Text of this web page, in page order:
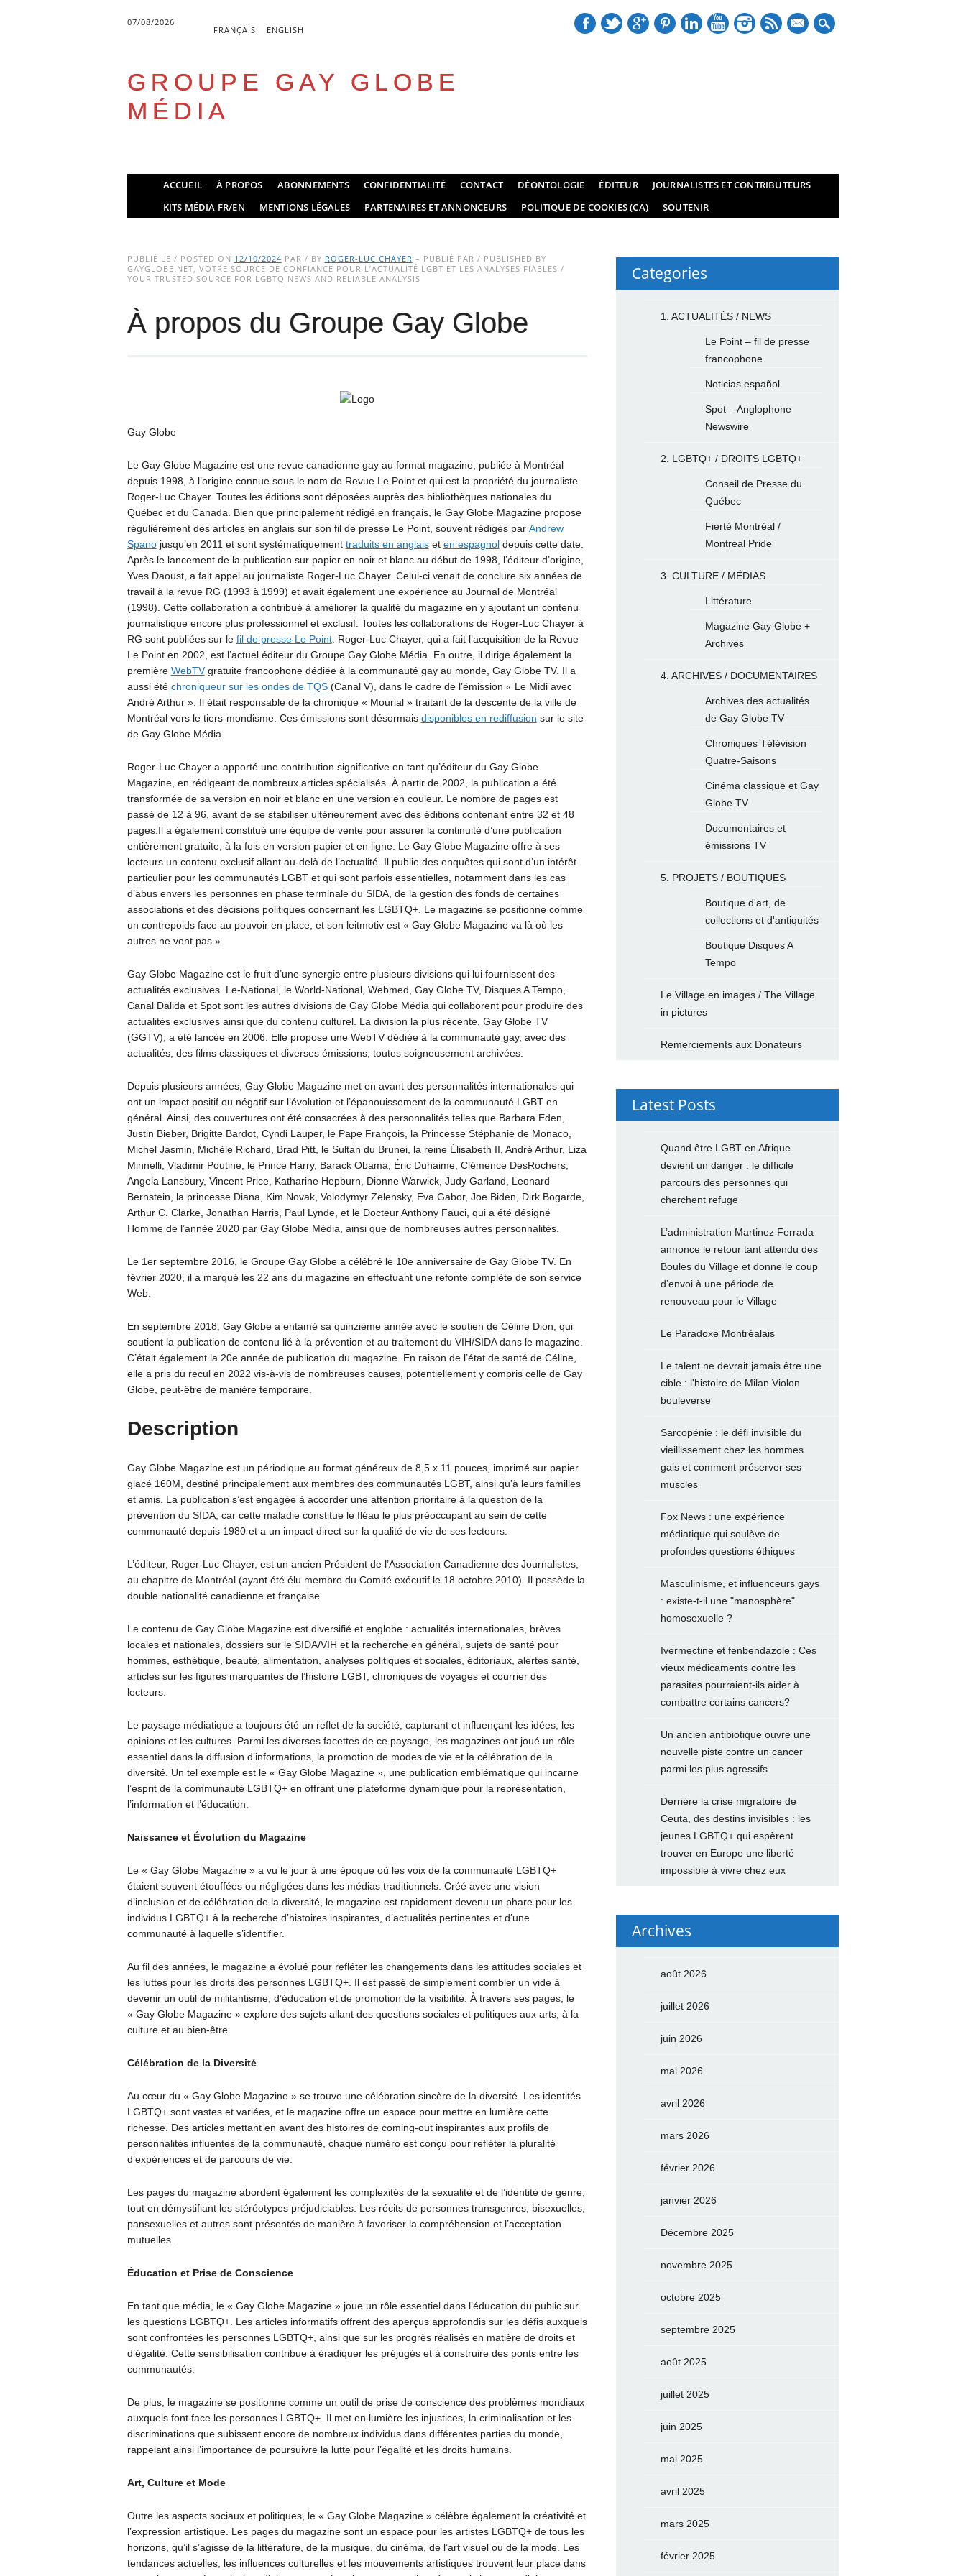
07/08/2026
FRANÇAIS ENGLISH
mail
GROUPE GAY GLOBE
MÉDIA
Main menu
ACCUEIL À PROPOS ABONNEMENTS CONFIDENTIALITÉ CONTACT DÉONTOLOGIE ÉDITEUR
JOURNALISTES ET CONTRIBUTEURS
KITS MÉDIA FR/EN
MENTIONS LÉGALES PARTENAIRES ET ANNONCEURS POLITIQUE DE COOKIES (CA) SOUTENIR
PUBLIÉ LE / POSTED ON 12/10/2024 PAR / BY ROGER-LUC CHAYER – PUBLIÉ PAR / PUBLISHED BY
GAYGLOBE.NET, VOTRE SOURCE DE CONFIANCE POUR L’ACTUALITÉ LGBT ET LES ANALYSES FIABLES /
YOUR TRUSTED SOURCE FOR LGBTQ NEWS AND RELIABLE ANALYSIS
À propos du Groupe Gay Globe
Gay Globe
Le Gay Globe Magazine est une revue canadienne gay au format magazine, publiée à Montréal
depuis 1998, à l’origine connue sous le nom de Revue Le Point et qui est la propriété du journaliste
Roger-Luc Chayer. Toutes les éditions sont déposées auprès des bibliothèques nationales du
Québec et du Canada. Bien que principalement rédigé en français, le Gay Globe Magazine propose
régulièrement des articles en anglais sur son fil de presse Le Point, souvent rédigés par Andrew
Spanojusqu’en 2011 et sont systématiquement traduits en anglaiset en espagnoldepuis cette date.
Après le lancement de la publication sur papier en noir et blanc au début de 1998, l’éditeur d’origine,
Yves Daoust, a fait appel au journaliste Roger-Luc Chayer. Celui-ci venait de conclure six années de
travail à la revue RG (1993 à 1999) et avait également une expérience au Journal de Montréal
(1998). Cette collaboration a contribué à améliorer la qualité du magazine en y ajoutant un contenu
journalistique encore plus professionnel et exclusif. Toutes les collaborations de Roger-Luc Chayer à
RG sont publiées sur le fil de presse Le Point. Roger-Luc Chayer, qui a fait l’acquisition de la Revue
Le Point en 2002, est l’actuel éditeur du Groupe Gay Globe Média. En outre, il dirige également la
première WebTVgratuite francophone dédiée à la communauté gay au monde, Gay Globe TV. Il a
aussi été chroniqueur sur les ondes de TQS(Canal V), dans le cadre de l’émission « Le Midi avec
André Arthur ». Il était responsable de la chronique « Mourial » traitant de la descente de la ville de
Montréal vers le tiers-mondisme. Ces émissions sont désormais disponibles en rediffusion sur le site
de Gay Globe Média.
Roger-Luc Chayer a apporté une contribution significative en tant qu’éditeur du Gay Globe
Magazine, en rédigeant de nombreux articles spécialisés. À partir de 2002, la publication a été
transformée de sa version en noir et blanc en une version en couleur. Le nombre de pages est
passé de 12 à 96, avant de se stabiliser ultérieurement avec des éditions contenant entre 32 et 48
pages.Il a également constitué une équipe de vente pour assurer la continuité d’une publication
entièrement gratuite, à la fois en version papier et en ligne. Le Gay Globe Magazine offre à ses
lecteurs un contenu exclusif allant au-delà de l’actualité. Il publie des enquêtes qui sont d’un intérêt
particulier pour les communautés LGBT et qui sont parfois essentielles, notamment dans les cas
d’abus envers les personnes en phase terminale du SIDA, de la gestion des fonds de certaines
associations et des décisions politiques concernant les LGBTQ+. Le magazine se positionne comme
un contrepoids face au pouvoir en place, et son leitmotiv est « Gay Globe Magazine va là où les
autres ne vont pas ».
Gay Globe Magazine est le fruit d’une synergie entre plusieurs divisions qui lui fournissent des
actualités exclusives. Le-National, le World-National, Webmed, Gay Globe TV, Disques A Tempo,
Canal Dalida et Spot sont les autres divisions de Gay Globe Média qui collaborent pour produire des
actualités exclusives ainsi que du contenu culturel. La division la plus récente, Gay Globe TV
(GGTV), a été lancée en 2006. Elle propose une WebTV dédiée à la communauté gay, avec des
actualités, des films classiques et diverses émissions, toutes soigneusement archivées.
Depuis plusieurs années, Gay Globe Magazine met en avant des personnalités internationales qui
ont un impact positif ou négatif sur l’évolution et l’épanouissement de la communauté LGBT en
général. Ainsi, des couvertures ont été consacrées à des personnalités telles que Barbara Eden,
Justin Bieber, Brigitte Bardot, Cyndi Lauper, le Pape François, la Princesse Stéphanie de Monaco,
Michel Jasmin, Michèle Richard, Brad Pitt, le Sultan du Brunei, la reine Élisabeth II, André Arthur, Liza
Minnelli, Vladimir Poutine, le Prince Harry, Barack Obama, Éric Duhaime, Clémence DesRochers,
Angela Lansbury, Vincent Price, Katharine Hepburn, Dionne Warwick, Judy Garland, Leonard
Bernstein, la princesse Diana, Kim Novak, Volodymyr Zelensky, Eva Gabor, Joe Biden, Dirk Bogarde,
Arthur C. Clarke, Jonathan Harris, Paul Lynde, et le Docteur Anthony Fauci, qui a été désigné
Homme de l’année 2020 par Gay Globe Média, ainsi que de nombreuses autres personnalités.
Le 1er septembre 2016, le Groupe Gay Globe a célébré le 10e anniversaire de Gay Globe TV. En
février 2020, il a marqué les 22 ans du magazine en effectuant une refonte complète de son service
Web.
En septembre 2018, Gay Globe a entamé sa quinzième année avec le soutien de Céline Dion, qui
soutient la publication de contenu lié à la prévention et au traitement du VIH/SIDA dans le magazine.
C’était également la 20e année de publication du magazine. En raison de l’état de santé de Céline,
elle a pris du recul en 2022 vis-à-vis de nombreuses causes, potentiellement y compris celle de Gay
Globe, peut-être de manière temporaire.
Description
Gay Globe Magazine est un périodique au format généreux de 8,5 x 11 pouces, imprimé sur papier
glacé 160M, destiné principalement aux membres des communautés LGBT, ainsi qu’à leurs familles
et amis. La publication s’est engagée à accorder une attention prioritaire à la question de la
prévention du SIDA, car cette maladie constitue le fléau le plus préoccupant au sein de cette
communauté depuis 1980 et a un impact direct sur la qualité de vie de ses lecteurs.
L’éditeur, Roger-Luc Chayer, est un ancien Président de l’Association Canadienne des Journalistes,
au chapitre de Montréal (ayant été élu membre du Comité exécutif le 18 octobre 2010). Il possède la
double nationalité canadienne et française.
Le contenu de Gay Globe Magazine est diversifié et englobe : actualités internationales, brèves
locales et nationales, dossiers sur le SIDA/VIH et la recherche en général, sujets de santé pour
hommes, esthétique, beauté, alimentation, analyses politiques et sociales, éditoriaux, alertes santé,
articles sur les figures marquantes de l’histoire LGBT, chroniques de voyages et courrier des
lecteurs.
Le paysage médiatique a toujours été un reflet de la société, capturant et influençant les idées, les
opinions et les cultures. Parmi les diverses facettes de ce paysage, les magazines ont joué un rôle
essentiel dans la diffusion d’informations, la promotion de modes de vie et la célébration de la
diversité. Un tel exemple est le « Gay Globe Magazine », une publication emblématique qui incarne
l’esprit de la communauté LGBTQ+ en offrant une plateforme dynamique pour la représentation,
l’information et l’éducation.
Naissance et Évolution du Magazine
Le « Gay Globe Magazine » a vu le jour à une époque où les voix de la communauté LGBTQ+
étaient souvent étouffées ou négligées dans les médias traditionnels. Créé avec une vision
d’inclusion et de célébration de la diversité, le magazine est rapidement devenu un phare pour les
individus LGBTQ+ à la recherche d’histoires inspirantes, d’actualités pertinentes et d’une
communauté à laquelle s’identifier.
Au fil des années, le magazine a évolué pour refléter les changements dans les attitudes sociales et
les luttes pour les droits des personnes LGBTQ+. Il est passé de simplement combler un vide à
devenir un outil de militantisme, d’éducation et de promotion de la visibilité. À travers ses pages, le
« Gay Globe Magazine » explore des sujets allant des questions sociales et politiques aux arts, à la
culture et au bien-être.
Célébration de la Diversité
Au cœur du « Gay Globe Magazine » se trouve une célébration sincère de la diversité. Les identités
LGBTQ+ sont vastes et variées, et le magazine offre un espace pour mettre en lumière cette
richesse. Des articles mettant en avant des histoires de coming-out inspirantes aux profils de
personnalités influentes de la communauté, chaque numéro est conçu pour refléter la pluralité
d’expériences et de parcours de vie.
Les pages du magazine abordent également les complexités de la sexualité et de l’identité de genre,
tout en démystifiant les stéréotypes préjudiciables. Les récits de personnes transgenres, bisexuelles,
pansexuelles et autres sont présentés de manière à favoriser la compréhension et l’acceptation
mutuelles.
Éducation et Prise de Conscience
En tant que média, le « Gay Globe Magazine » joue un rôle essentiel dans l’éducation du public sur
les questions LGBTQ+. Les articles informatifs offrent des aperçus approfondis sur les défis auxquels
sont confrontées les personnes LGBTQ+, ainsi que sur les progrès réalisés en matière de droits et
d’égalité. Cette sensibilisation contribue à éradiquer les préjugés et à construire des ponts entre les
communautés.
De plus, le magazine se positionne comme un outil de prise de conscience des problèmes mondiaux
auxquels font face les personnes LGBTQ+. Il met en lumière les injustices, la criminalisation et les
discriminations que subissent encore de nombreux individus dans différentes parties du monde,
rappelant ainsi l’importance de poursuivre la lutte pour l’égalité et les droits humains.
Art, Culture et Mode
Outre les aspects sociaux et politiques, le « Gay Globe Magazine » célèbre également la créativité et
l’expression artistique. Les pages du magazine sont un espace pour les artistes LGBTQ+ de tous les
horizons, qu’il s’agisse de la littérature, de la musique, du cinéma, de l’art visuel ou de la mode. Les
tendances actuelles, les influences culturelles et les mouvements artistiques trouvent leur place dans
Categories
1. ACTUALITÉS / NEWS
Le Point – fil de presse
francophone
Noticias español
Spot – Anglophone
Newswire
2. LGBTQ+ / DROITS LGBTQ+
Conseil de Presse du
Québec
Fierté Montréal /
Montreal Pride
3. CULTURE / MÉDIAS
Littérature
Magazine Gay Globe +
Archives
4. ARCHIVES / DOCUMENTAIRES
Archives des actualités
de Gay Globe TV
Chroniques Télévision
Quatre-Saisons
Cinéma classique et Gay
Globe TV
Documentaires et
émissions TV
5. PROJETS / BOUTIQUES
Boutique d'art, de
collections et d'antiquités
Boutique Disques A
Tempo
Le Village en images / The Village
in pictures
Remerciements aux Donateurs
Latest Posts
Quand être LGBT en Afrique
devient un danger : le difficile
parcours des personnes qui
cherchent refuge
L’administration Martinez Ferrada
annonce le retour tant attendu des
Boules du Village et donne le coup
d’envoi à une période de
renouveau pour le Village
Le Paradoxe Montréalais
Le talent ne devrait jamais être une
cible : l'histoire de Milan Violon
bouleverse
Sarcopénie : le défi invisible du
vieillissement chez les hommes
gais et comment préserver ses
muscles
Fox News : une expérience
médiatique qui soulève de
profondes questions éthiques
Masculinisme, et influenceurs gays
: existe-t-il une "manosphère"
homosexuelle ?
Ivermectine et fenbendazole : Ces
vieux médicaments contre les
parasites pourraient-ils aider à
combattre certains cancers?
Un ancien antibiotique ouvre une
nouvelle piste contre un cancer
parmi les plus agressifs
Derrière la crise migratoire de
Ceuta, des destins invisibles : les
jeunes LGBTQ+ qui espèrent
trouver en Europe une liberté
impossible à vivre chez eux
Archives
août 2026
juillet 2026
juin 2026
mai 2026
avril 2026
mars 2026
février 2026
janvier 2026
Décembre 2025
novembre 2025
octobre 2025
septembre 2025
août 2025
juillet 2025
juin 2025
mai 2025
avril 2025
mars 2025
février 2025